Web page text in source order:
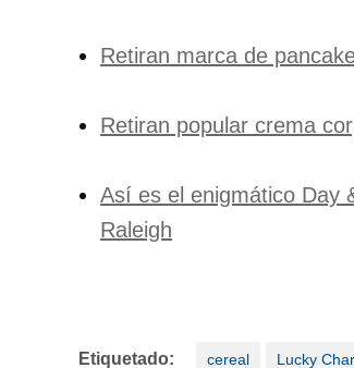
Retiran marca de
Retiran popular crema
Así es el enigmático Day
Raleigh
Etiquetado: cereal Lucky